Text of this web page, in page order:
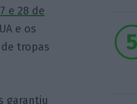
e 28 de
e os
tropas
garantiu